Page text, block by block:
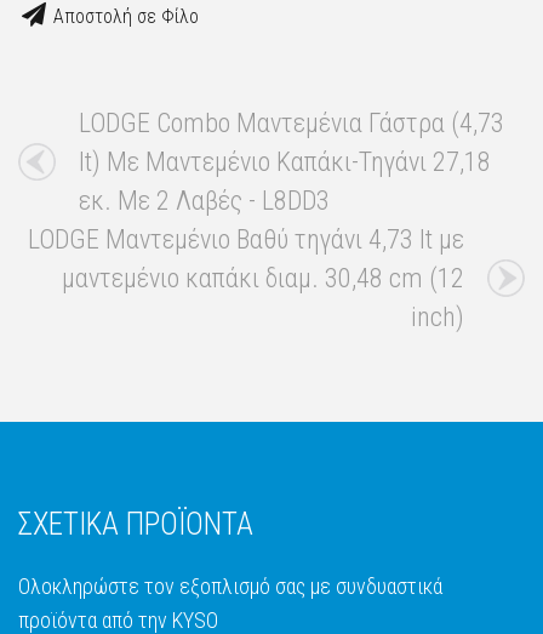
Αποστολή σε Φίλο
LODGE Combo Μαντεμένια Γάστρα (4,73
lt) Με Μαντεμένιο Καπάκι-Τηγάνι 27,18
εκ. Με 2 Λαβές - L8DD3
LODGE Μαντεμένιο Βαθύ τηγάνι 4,73 lt με
μαντεμένιο καπάκι διαμ. 30,48 cm (12
inch)
ΣΧΕΤΙΚΑ ΠΡΟΪΟΝΤΑ
Ολοκληρώστε τον εξοπλισμό σας με συνδυαστικά
προϊόντα από την KYSO